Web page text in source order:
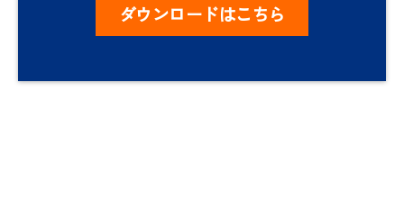
ダウンロードはこちら